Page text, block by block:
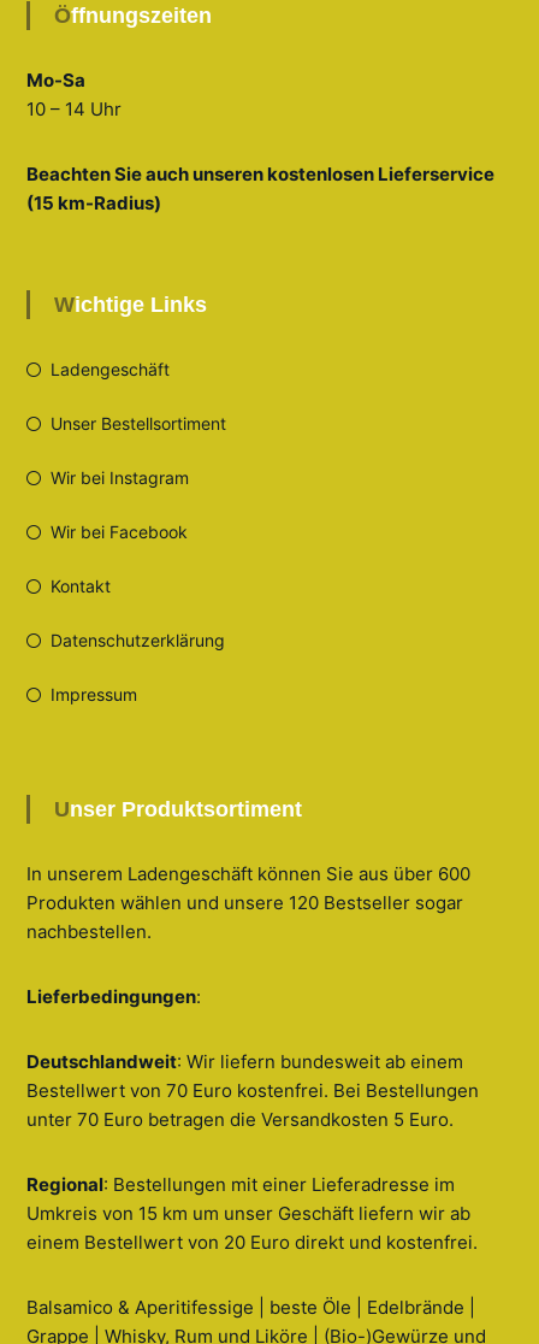
Öffnungszeiten
Mo-Sa
10 – 14 Uhr
Beachten Sie auch unseren kostenlosen Lieferservice
(15 km-Radius)
Wichtige Links
Ladengeschäft
Unser Bestellsortiment
Wir bei Instagram
Wir bei Facebook
Kontakt
Datenschutzerklärung
Impressum
Unser Produktsortiment
In unserem Ladengeschäft können Sie aus über 600
Produkten wählen und unsere 120 Bestseller sogar
nachbestellen.
Lieferbedingungen:
Deutschlandweit: Wir liefern bundesweit ab einem
Bestellwert von 70 Euro kostenfrei. Bei Bestellungen
unter 70 Euro betragen die Versandkosten 5 Euro.
Regional: Bestellungen mit einer Lieferadresse im
Umkreis von 15 km um unser Geschäft liefern wir ab
einem Bestellwert von 20 Euro direkt und kostenfrei.
Balsamico & Aperitifessige | beste Öle | Edelbrände |
Grappe | Whisky, Rum und Liköre | (Bio-)Gewürze und